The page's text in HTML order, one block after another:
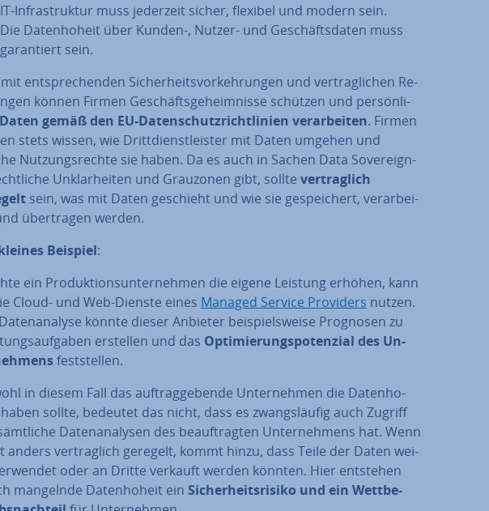
IT-In­fra­struk­tur muss jederzeit sicher, flexibel und modern sein.
Die Da­ten­ho­heit über Kunden-, Nutzer- und Ge­schäfts­da­ten muss
ga­ran­tiert sein.
ent­spre­chen­den Si­cher­heits­vor­keh­run­gen und ver­trag­li­chen Re­
können Firmen Ge­schäfts­ge­heim­nis­se schützen und per­sön­li­
Daten gemäß den EU-Da­ten­schutz­richt­li­ni­en ver­ar­bei­ten. Firmen
stets wissen, wie Dritt­dienst­leis­ter mit Daten umgehen und
Nut­zungs­rech­te sie haben. Da es auch in Sachen Data So­ve­reig­n­
Un­klar­hei­ten und Grauzonen gibt, sollte ver­trag­lich
sein, was mit Daten geschieht und wie sie ge­spei­chert, ver­ar­bei­
über­tra­gen werden.
Beispiel:
ein Pro­duk­ti­ons­un­ter­neh­men die eigene Leistung erhöhen, kann
Cloud- und Web-Dienste eines Managed Service Providers nutzen.
könnte dieser Anbieter bei­spiels­wei­se Prognosen zu
erstellen und das Op­ti­mie­rungs­po­ten­zi­al des Un­
fest­stel­len.
in diesem Fall das auf­trag­ge­ben­de Un­ter­neh­men die Da­ten­ho­
sollte, bedeutet das nicht, dass es zwangs­läu­fig auch Zugriff
Da­ten­ana­ly­sen des be­auf­trag­ten Un­ter­neh­mens hat. Wenn
anders ver­trag­lich geregelt, kommt hinzu, dass Teile der Daten wei­
oder an Dritte verkauft werden könnten. Hier entstehen
mangelnde Da­ten­ho­heit ein Si­cher­heits­ri­si­ko und ein Wett­be­